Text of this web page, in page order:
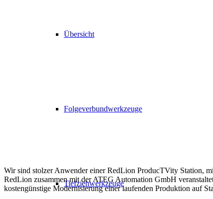
Übersicht
Folgeverbundwerkzeuge
Tiefziehwerkzeuge
Wir sind stolzer Anwender einer RedLion ProducTVity Station,
RedLion zusammen mit der ATEG Automation GmbH
kostengünstige Modernisierung einer laufenden Produktion auf